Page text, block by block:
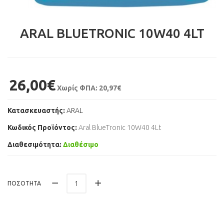
ARAL BLUETRONIC 10W40 4LT
26,00€Χωρίς ΦΠΑ: 20,97€
Κατασκευαστής: ARAL
Κωδικός Προϊόντος: Aral BlueTronic 10W40 4Lt
Διαθεσιμότητα: Διαθέσιμο
ΠΟΣΌΤΗΤΑ